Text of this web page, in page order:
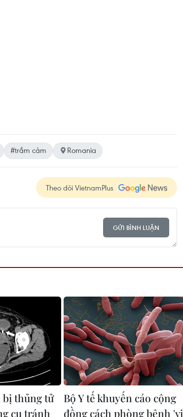
#trầm cảm Romania
Theo dõi VietnamPlus
GỬI BÌNH LUẬN
thủng tử
cụ tránh
Bộ Y tế khuyến cáo cộng
đồng cách phòng bệnh 'vi